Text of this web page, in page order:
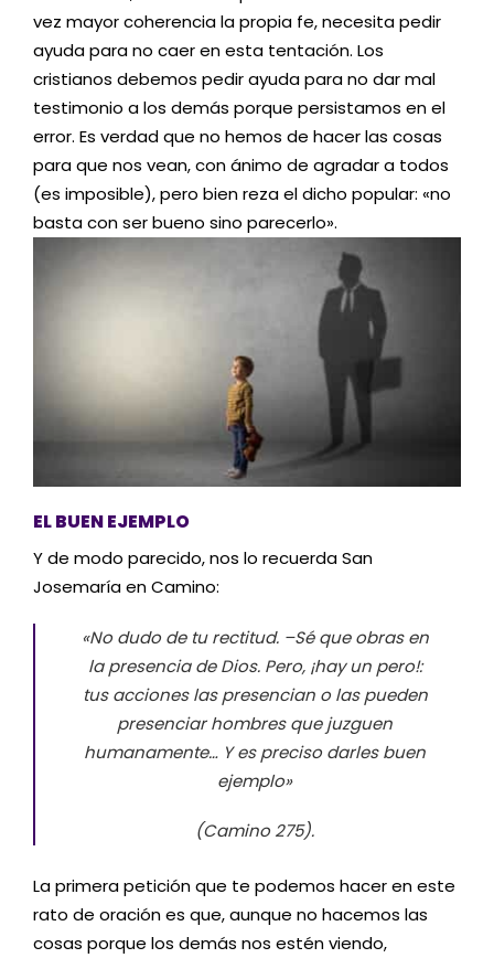
vez mayor coherencia la propia fe, necesita pedir
ayuda para no caer en esta tentación. Los
cristianos debemos pedir ayuda para no dar mal
testimonio a los demás porque persistamos en el
error. Es verdad que no hemos de hacer las cosas
para que nos vean, con ánimo de agradar a todos
(es imposible), pero bien reza el dicho popular: «no
basta con ser bueno sino parecerlo».
EL BUEN EJEMPLO
Y de modo parecido, nos lo recuerda San
Josemaría en Camino:
«No dudo de tu rectitud. –Sé que obras en
la presencia de Dios. Pero, ¡hay un pero!:
tus acciones las presencian o las pueden
presenciar hombres que juzguen
humanamente… Y es preciso darles buen
ejemplo»
(Camino 275).
La primera petición que te podemos hacer en este
rato de oración es que, aunque no hacemos las
cosas porque los demás nos estén viendo,